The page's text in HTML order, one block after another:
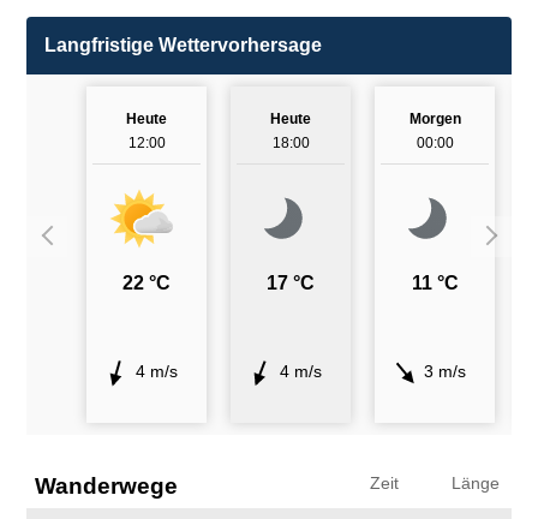
Langfristige Wettervorhersage
Heute
12:00
22 °C
4 m/s
Heute
18:00
17 °C
4 m/s
Morgen
00:00
11 °C
3 m/s
Wanderwege Zeit Länge